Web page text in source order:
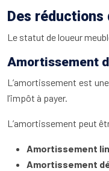
Des réductions
Le statut de loueur
Amortissement
L’amortissement est
l’impôt à payer.
L’amortissement peut
Amortissement
Amortissement